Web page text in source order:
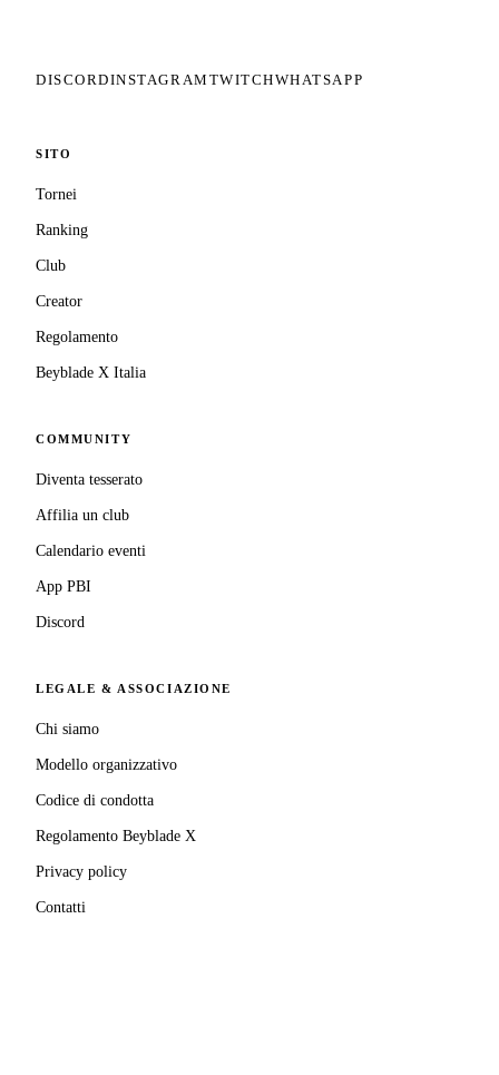
DISCORDINSTAGRAM TWITCHWHATSAPP
SITO
Tornei
Ranking
Club
Creator
Regolamento
Beyblade X Italia
COMMUNITY
Diventa tesserato
Affilia un club
Calendario eventi
App PBI
Discord
LEGALE & ASSOCIAZIONE
Chi siamo
Modello organizzativo
Codice di condotta
Regolamento Beyblade X
Privacy policy
Contatti